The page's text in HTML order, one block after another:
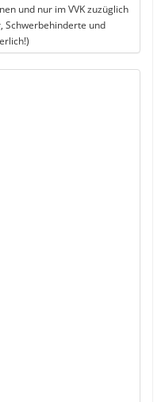
und nur im VVK zuzüglich
Schwerbehinderte und